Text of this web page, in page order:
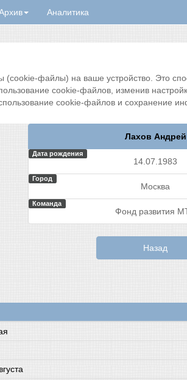
Аналитика
файлы) на ваше устройство. Это
cookie-файлов, изменив
cookie-файлов и сохранение
Лахов Андрей
Дата рождения
14.07.1983
Город
Москва
Команда
Фонд развития
Назад